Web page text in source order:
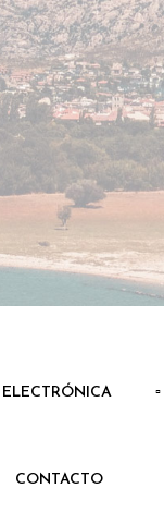
ELECTRÓNICA
CONTACTO